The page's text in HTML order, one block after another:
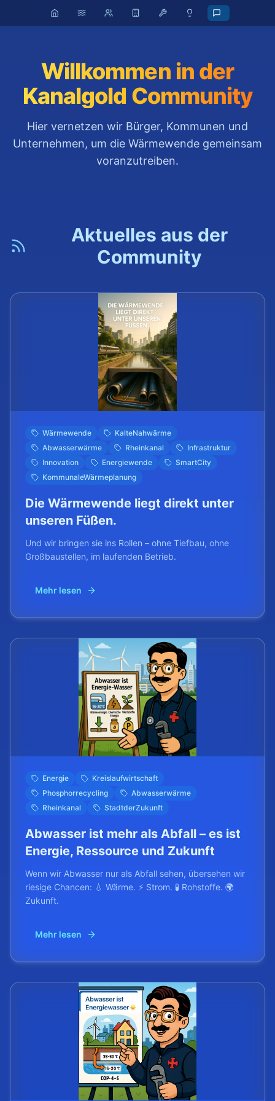
Willkommen in der
Kanalgold Community
Hier vernetzen wir Bürger, Kommunen und
Unternehmen, um die Wärmewende gemeinsam
voranzutreiben.
Aktuelles aus der
Community
Wärmewende
KalteNahwärme
Abwasserwärme
Rheinkanal
Infrastruktur
Innovation
Energiewende
SmartCity
KommunaleWärmeplanung
Die Wärmewende liegt direkt unter
unseren Füßen.
Und wir bringen sie ins Rollen – ohne Tiefbau, ohne
Großbaustellen, im laufenden Betrieb.
Mehr lesen
Energie
Kreislaufwirtschaft
Phosphorrecycling
Abwasserwärme
Rheinkanal
StadtderZukunft
Abwasser ist mehr als Abfall – es ist
Energie, Ressource und Zukunft
Wenn wir Abwasser nur als Abfall sehen, übersehen wir
riesige Chancen: 💧 Wärme. ⚡ Strom. 🧪 Rohstoffe. 🌍
Zukunft.
Mehr lesen